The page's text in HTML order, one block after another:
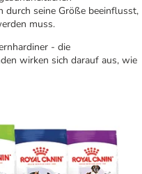
durch seine Größe beeinflusst,
muss.
- die
wirken sich darauf aus, wie